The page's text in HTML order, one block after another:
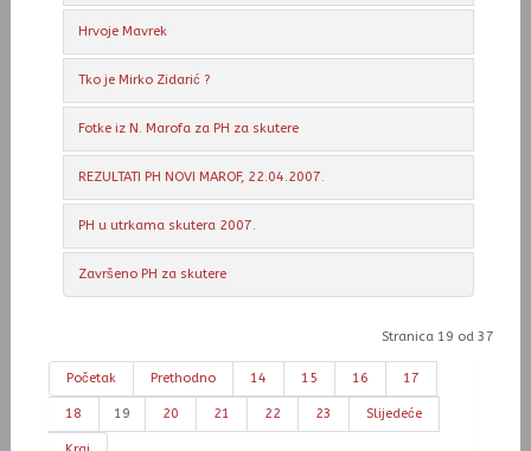
Hrvoje Mavrek
Tko je Mirko Zidarić ?
Fotke iz N. Marofa za PH za skutere
REZULTATI PH NOVI MAROF, 22.04.2007.
PH u utrkama skutera 2007.
Završeno PH za skutere
Stranica 19 od 37
Početak Prethodno 14 15 16 17
18 19 20 21 22 23 Slijedeće